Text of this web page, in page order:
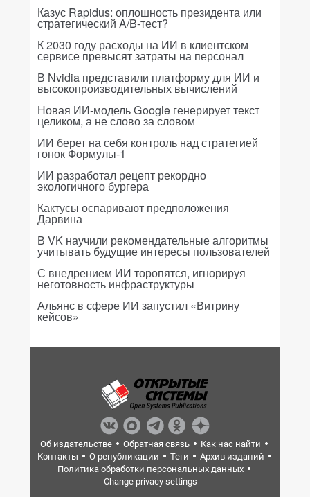
Казус Rapidus: оплошность президента или
стратегический A/B-тест?
К 2030 году расходы на ИИ в клиентском
сервисе превысят затраты на персонал
В Nvidia представили платформу для ИИ и
высокопроизводительных вычислений
Новая ИИ-модель Google генерирует текст
целиком, а не слово за словом
ИИ берет на себя контроль над стратегией
гонок Формулы-1
ИИ разработал рецепт рекордно
экологичного бургера
Кактусы оспаривают предположения
Дарвина
В VK научили рекомендательные алгоритмы
учитывать будущие интересы пользователей
С внедрением ИИ торопятся, игнорируя
неготовность инфраструктуры
Альянс в сфере ИИ запустил «Витрину
кейсов»
Об издательстве Обратная связь
Как нас найти
Контакты
О републикации Теги
Архив изданий
Политика обработки персональных данных
Change privacy settings